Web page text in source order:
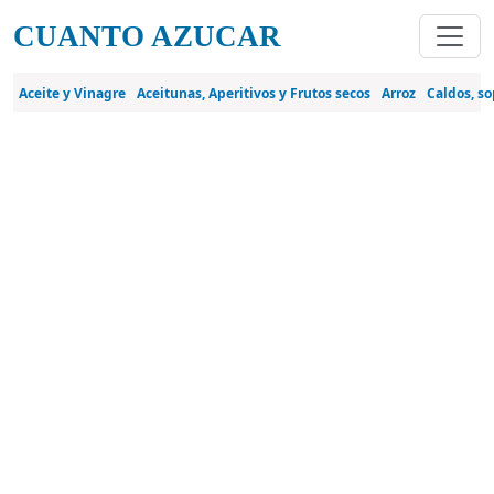
Pasar al contenido principal
CUANTO AZUCAR
Aceite y Vinagre Aceitunas, Aperitivos y Frutos secos Arroz Caldos,